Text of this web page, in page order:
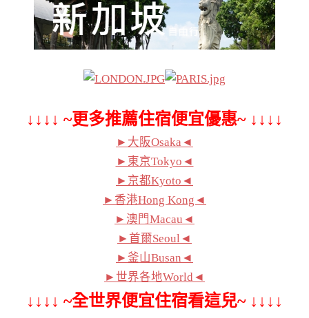
↓↓↓↓ ~更多推薦住宿便宜優惠~ ↓↓↓↓
►大阪Osaka◄
►東京Tokyo◄
►京都Kyoto◄
►香港Hong Kong◄
►澳門Macau◄
►首爾Seoul◄
►釜山Busan◄
►世界各地World◄
↓↓↓↓ ~全世界便宜住宿看這兒~ ↓↓↓↓